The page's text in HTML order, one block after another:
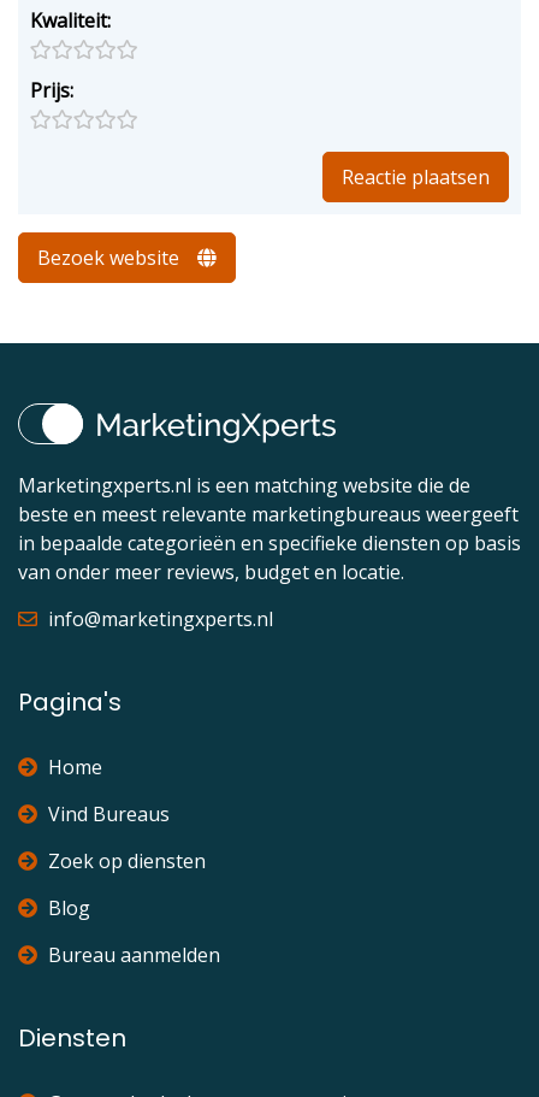
Kwaliteit:
Prijs:
Bezoek website
Marketingxperts.nl is een matching website die de
beste en meest relevante marketingbureaus weergeeft
in bepaalde categorieën en specifieke diensten op basis
van onder meer reviews, budget en locatie.
info@marketingxperts.nl
Pagina's
Home
Vind Bureaus
Zoek op diensten
Blog
Bureau aanmelden
Diensten